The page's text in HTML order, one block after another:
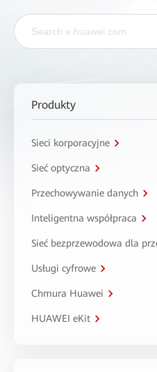
Produkty
Sieci korporacyjne
Sieć optyczna
Przechowywanie danych
Inteligentna współpraca
Sieć bezprzewodowa dla
Usługi cyfrowe
Chmura Huawei
HUAWEI eKit